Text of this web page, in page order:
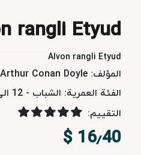
والیافعون
کتب
تعلیمیه
فردوسی
للنشر
rangli Etyud
Alvon rangli Etyud
المؤلف: Arthur Conan Doyle
الفئة العمرية: الشباب - 12 الی 18 سنه
التقييم:
16٫40 $